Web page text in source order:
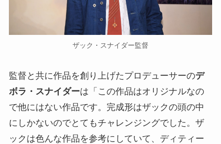
ザック・スナイダー監督
監督と共に作品を創り上げたプロデューサーのデ
ボラ・スナイダーは「この作品はオリジナルなの
で他にはない作品です。完成形はザックの頭の中
にしかないのでとてもチャレンジングでした。ザ
ックは色んな作品を参考にしていて、ディティー